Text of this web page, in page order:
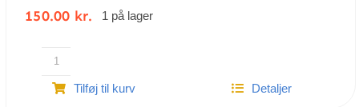
150.00 kr. 1 på lager
udviklingTilføj til kurv Detaljer